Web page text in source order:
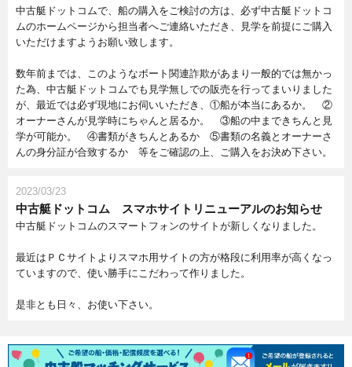
中古艇ドットコムで、船の購入をご検討の方は、必ず中古艇ドットコ
ムのホームページから担当者へご連絡いただき、見学を前提にご購入
いただけますようお願い致します。
数年前までは、このようなボート関連詐欺があまり一般的では無かっ
た為、中古艇ドットコムでも見学無しでの販売を行ってまいりました
が、最近では必ず現地にお伺いいただき、①船が本当にあるか。 ②
オーナーさんが見学時にちゃんと居るか。 ③船の中まできちんと見
学が可能か。 ④書類がきちんとあるか ⑤書類の名義とオーナーさ
んの身分証が合致するか 等をご確認の上、ご購入をお決め下さい。
2023/03/23
中古艇ドットコム スマホサイトリニューアルのお知らせ
中古艇ドットコムのスマートフォンのサイトが新しくなりました。
最近はＰＣサイトよりスマホ用サイトの方が格段に利用率が高くなっ
ていますので、使い勝手にこだわって作りました。
是非とも日々、お使い下さい。